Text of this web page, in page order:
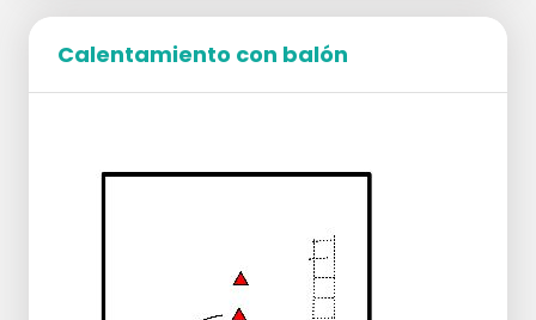
El entrenador trae el balón a la posición 6.
Da preparación a P2 o P4.
P6 se desliza en la diagonal para defender.
El defensor de la red libre ayuda en la
Calentamiento con balón